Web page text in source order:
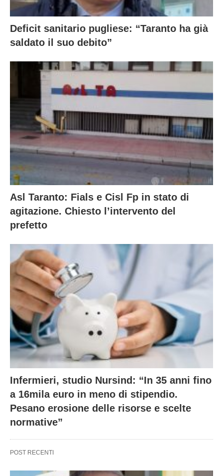
Deficit sanitario pugliese: “Taranto ha già
saldato il suo debito”
Asl Taranto: Fials e Cisl Fp in stato di
agitazione. Chiesto l’intervento del
prefetto
Infermieri, studio Nursind: “In 35 anni fino
a 16mila euro in meno di stipendio.
Pesano erosione delle risorse e scelte
normative”
POST RECENTI